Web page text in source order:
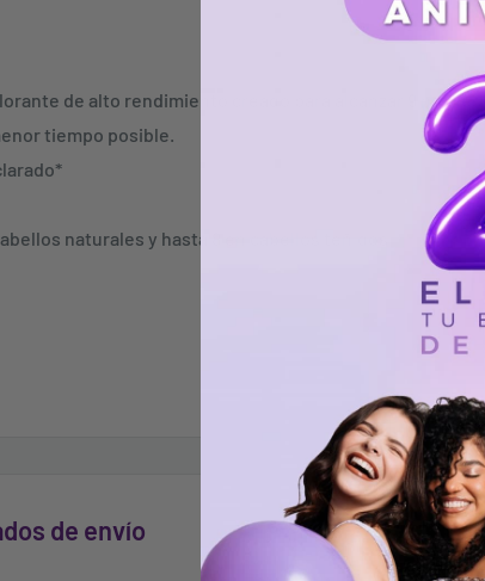
de alto rendimiento creado para alcanzar 9 niveles
tiempo posible.
naturales y hasta 8 en cabellos teñidos
una rica mezcla de aceites de caléndula, girasol, lavanda y
del estrés causado por la decoloración.
resistir incluso en condiciones extremas y son
de envío